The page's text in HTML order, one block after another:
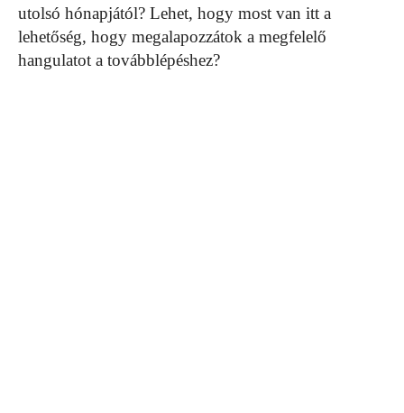
utolsó hónapjától? Lehet, hogy most van itt a
lehetőség, hogy megalapozzátok a megfelelő
hangulatot a továbblépéshez?